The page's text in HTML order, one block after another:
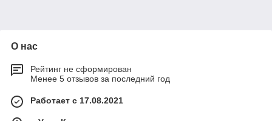
О нас
Рейтинг не сформирован
Менее 5 отзывов за последний год
Работает с 17.08.2021